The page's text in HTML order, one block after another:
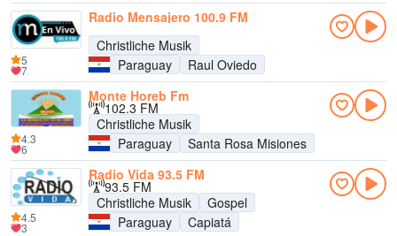
Radio Mensajero 100.9 FM
Christliche Musik
Paraguay
Raul Oviedo
5
7
Monte Horeb Fm
102.3 FM
Christliche Musik
Paraguay
Santa Rosa Misiones
4.3
6
Radio Vida 93.5 FM
93.5 FM
Christliche Musik
Gospel
Paraguay
Capiatá
4.5
3